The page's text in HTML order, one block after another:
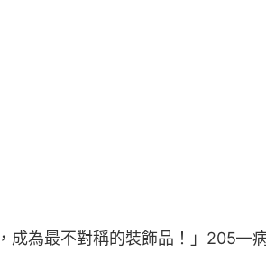
成為最不對稱的裝飾品！」205—